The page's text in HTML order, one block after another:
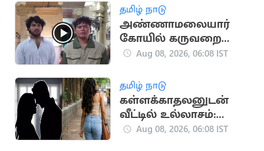
தமிழ் நாடு
அண்ணாமலையார்
கோயில் கருவறையை
படம்பிடிக்க
Aug 08, 2026, 06:08 IST
தமிழ் நாடு
கள்ளக்காதலனுடன்
வீட்டில் உல்லாசம்:
நேரில் பார்த்த கணவர்
Aug 08, 2026, 06:08 IST